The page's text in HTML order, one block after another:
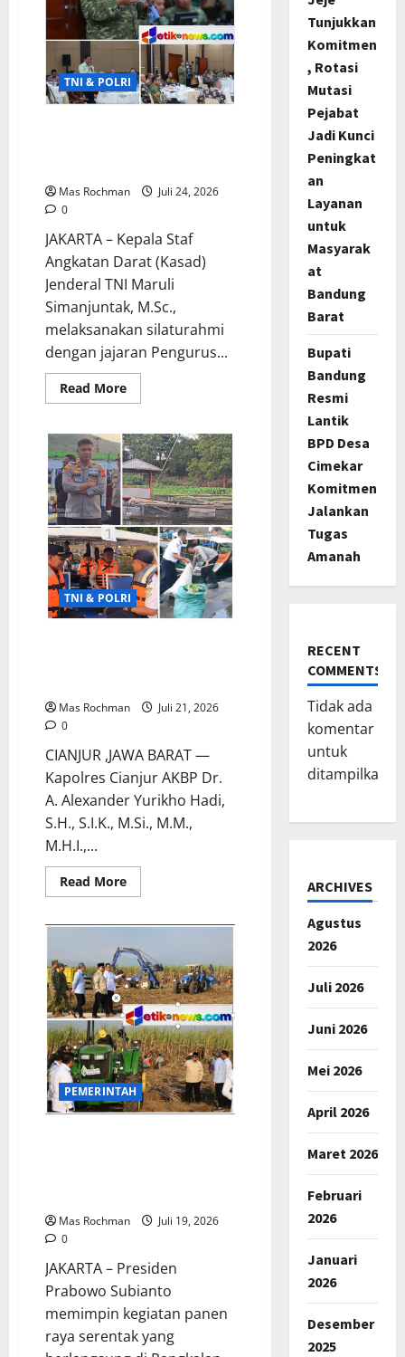
Humanitas,
Ketum
PWGI
Luncurkan
Buku
Etika
Kristen
Digital
TNI & POLRI
Mas Rochman
Juli 24, 2026
0
JAKARTA – Kepala Staf
Angkatan Darat (Kasad)
Jenderal TNI Maruli
Simanjuntak, M.Sc.,
melaksanakan silaturahmi
dengan jajaran Pengurus...
Read MoreRead
more
Sinergi
Dengan
PPAD,
Kasad
Kenalkan
Inovasi
TNI
Angkatan
Darat
TNI & POLRI
Mas Rochman
Juli 21, 2026
0
CIANJUR ,JAWA BARAT —
Kapolres Cianjur AKBP Dr.
A. Alexander Yurikho Hadi,
S.H., S.I.K., M.Si., M.M.,
M.H.I.,...
Read MoreRead
more
Cianjur
Pembersihan
Eceng
Gondok
Di
Waduk
Jangari
PEMERINTAH
Mas Rochman
Juli 19, 2026
0
JAKARTA – Presiden
Prabowo Subianto
memimpin kegiatan panen
raya serentak yang
Tunjukkan
Komitmen
, Rotasi
Mutasi
Pejabat
Jadi Kunci
Peningkat
an
Layanan
untuk
Masyarak
at
Bandung
Barat
Bupati
Bandung
Resmi
Lantik
BPD Desa
Cimekar
Komitmen
Jalankan
Tugas
Amanah
RECENT
COMMENTS
Tidak ada
komentar
untuk
ditampilkan.
ARCHIVES
Agustus
2026
Juli 2026
Juni 2026
Mei 2026
April 2026
Maret 2026
Februari
2026
Januari
2026
Desember
2025